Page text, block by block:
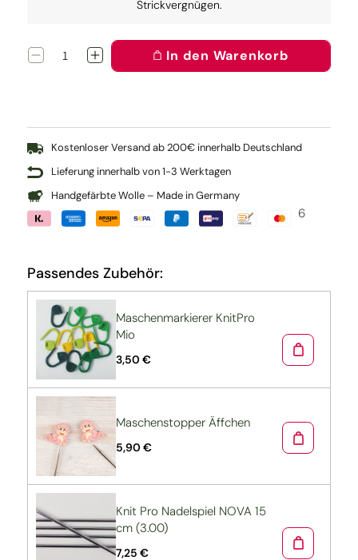
Strickvergnügen.
Verringere
Ooohm
Erhöhe
Ooohm
In den Warenkorb
Kostenloser Versand ab 200€ innerhalb Deutschland
Lieferung innerhalb von 1-3 Werktagen
Handgefärbte Wolle – Made in Germany
6
Passendes Zubehör:
Maschenmarkierer KnitPro
Mio
3,50 €
Maschenstopper Äffchen
5,90 €
Knit Pro Nadelspiel NOVA 15
cm (3.00)
7,25 €